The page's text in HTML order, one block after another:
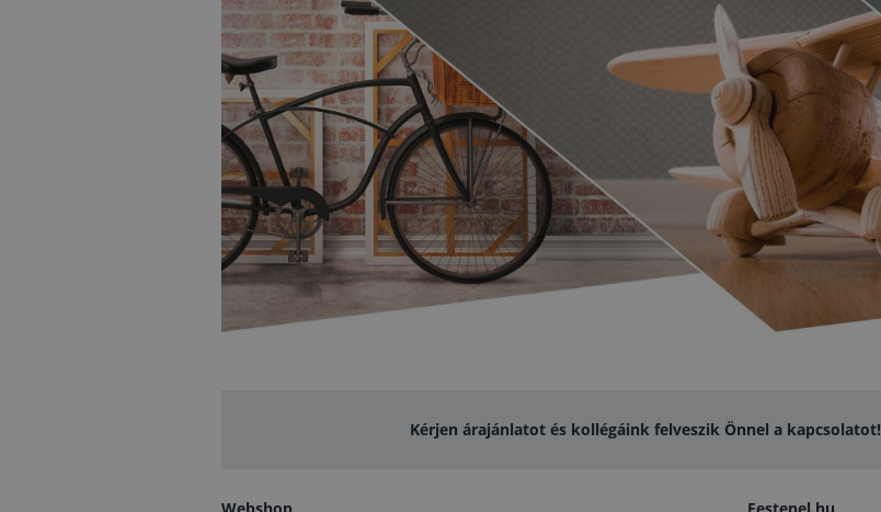
Kérjen árajánlatot és kollégáink felveszik Önnel a kapcsolatot!